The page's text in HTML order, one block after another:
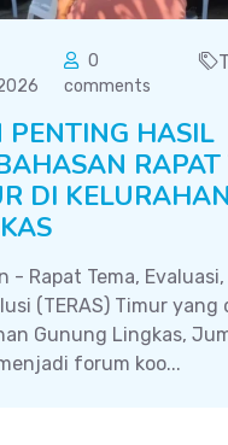
0
comments
PENTING HASIL
RAPAT
DI
- Rapat Tema,
(TERAS) Timur yang
Gunung Lingkas,
forum koo...